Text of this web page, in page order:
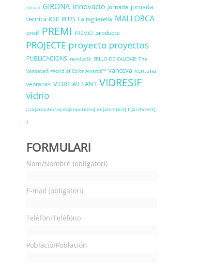
futuro GIRONA innovacio jornada jornada
tecnica KSIF PLUS La tagliatella MALLORCA
onsif PREMI PREMIO producto
PROJECTE proyecto proyectos
PUBLICACIONS revolució SELLO DE CALIDAD The
Vanceva® World of Color Awards™ vanceva ventana
ventanas VIDRE AÏLLANT VIDRESIF
vidrio
[:ca]arquitecte[:es]arquitecto[:en]architect[:fr]architect[:
]
FORMULARI
Nom/Nombre (obligatori)
E-mail (obligatori)
Telèfon/Teléfono
Població/Población